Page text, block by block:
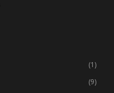
(1)
(9)